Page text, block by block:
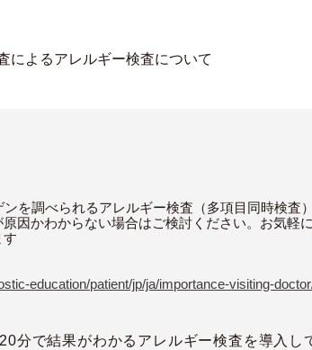
によるアレルギー検査について
を調べられるアレルギー検査（多項目同時検査
因かわからない場合はご検討ください。お気軽
education/patient/jp/ja/importance-visiting-
分で結果がわかるアレルギー検査を導入し